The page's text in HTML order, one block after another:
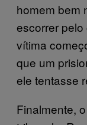
homem bem
escorrer
vítima
que um
ele tentasse
Finalmente,